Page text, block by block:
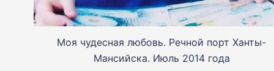
Моя чудесная любовь. Речной порт Ханты-
Мансийска. Июль 2014 года